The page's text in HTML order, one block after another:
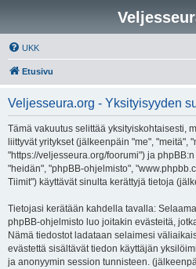
UKK
Etusivu
Veljesseura.org - Yksityisyyden
Tämä vakuutus selittää yksityiskohtaisesti,
liittyvät yritykset (jälkeenpäin "me", "meitä",
"https://veljesseura.org/foorumi") ja
"heidän", "phpBB-ohjelmisto",
Tiimit") käyttävät sinulta kerättyjä tietoja
Tietojasi kerätään kahdella tavalla:
phpBB-ohjelmisto luo joitakin evästeitä,
Nämä tiedostot ladataan selaimesi
evästettä sisältävät tiedon käyttäjän
ja anonyymin session tunnisteen.